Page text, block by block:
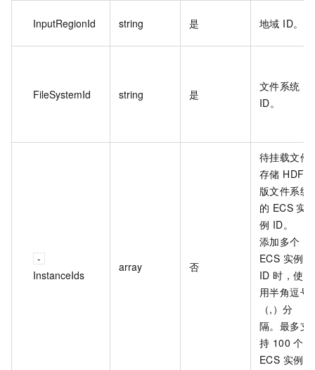
InputRegionId string 是 地域 ID。
FileSystemId string 是
文件系统
ID。
InstanceIds
array 否
待挂载文件
存储 HDFS
版文件系统
的 ECS 实
例 ID。
添加多个
ECS 实例
ID 时，使
用半角逗号
（,）分
隔。最多支
持 100 个
ECS 实例